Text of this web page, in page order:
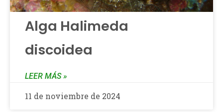
Alga Halimeda
discoidea
LEER MÁS »
11 de noviembre de 2024